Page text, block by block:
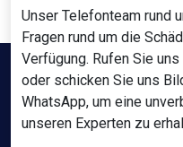
Unser Telefonteam rund
Fragen rund um die
Verfügung. Rufen Sie
oder schicken Sie uns
WhatsApp, um eine
unseren Experten zu